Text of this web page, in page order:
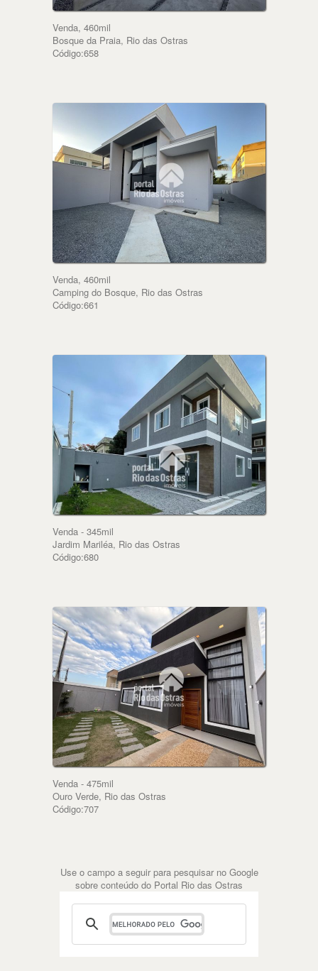
Venda, 460mil
Bosque da Praia, Rio das Ostras
Código:658
Venda, 460mil
Camping do Bosque, Rio das Ostras
Código:661
Venda - 345mil
Jardim Mariléa, Rio das Ostras
Código:680
Venda - 475mil
Ouro Verde, Rio das Ostras
Código:707
Use o campo a seguir para pesquisar no Google
sobre conteúdo do Portal Rio das Ostras